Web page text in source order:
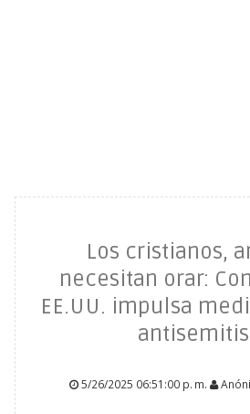
Los cristianos,
necesitan orar:
EE.UU. impulsa
5/26/2025 06:51:00 p. m.